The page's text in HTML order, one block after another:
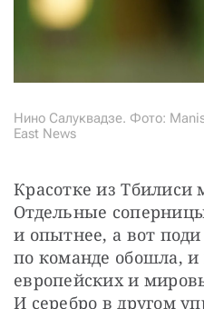
Нино Салуквадзе. Фото:
East News
Красотке из Тбилиси
Отдельные
и опытнее, а вот
по команде обошла,
европейских и
И серебро в другом